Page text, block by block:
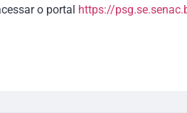
o portal https://